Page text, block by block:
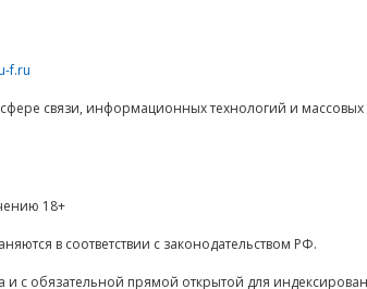
f.ru
связи, информационных технологий и
18+
в соответствии с законодательством РФ.
с обязательной прямой открытой для